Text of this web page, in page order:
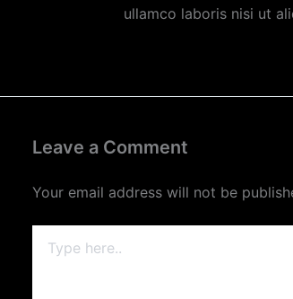
ullamco laboris nisi ut
Leave a Comment
Your email address will not be
here..